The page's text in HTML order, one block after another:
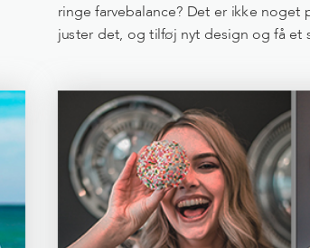
ringe farvebalance? Det er ikke
juster det, og tilføj nyt design og få et